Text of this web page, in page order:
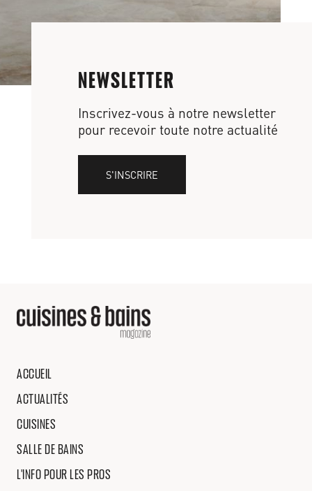
NEWSLETTER
Inscrivez-vous à notre newsletter
pour recevoir toute notre actualité
S'INSCRIRE
ACCUEIL
ACTUALITÉS
CUISINES
SALLE DE BAINS
L'INFO POUR LES PROS